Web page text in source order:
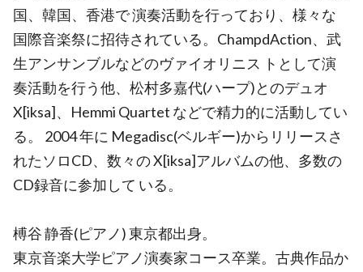
国、韓国、香港で 演奏活動を行っており、様々な
国際音楽祭に招待されている。ChampdAction、武
生アンサンブルなどのヴァイオリニス トとして演
奏活動を行う他、松村多嘉代(ハープ)とのデュオ
X[iksa]、Hemmi Quartet などで精力的に活動してい
る。 2004 年に Megadisc(ベルギー)からリリースさ
れたソロCD、数々の X[iksa]アルバムの他、多数の
CD録音に参加して いる。
榑谷 静香(ピアノ) 東京都出身。
東京音楽大学ピアノ演奏家コース卒業。古典作品か